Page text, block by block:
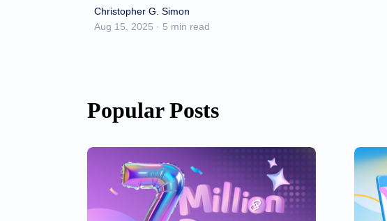
Christopher G. Simon
Aug 15, 2025 · 5 min read
Popular Posts